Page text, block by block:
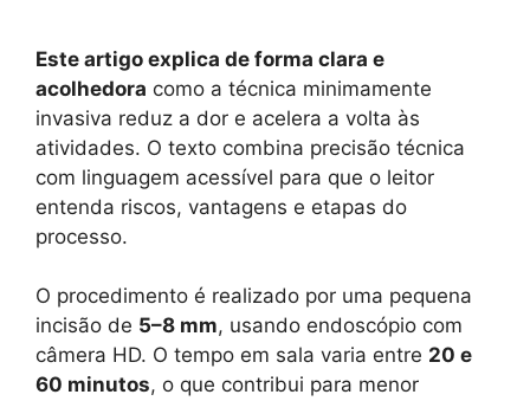
Este artigo explica de forma clara e
acolhedora como a técnica minimamente
invasiva reduz a dor e acelera a volta às
atividades. O texto combina precisão técnica
com linguagem acessível para que o leitor
entenda riscos, vantagens e etapas do
processo.
O procedimento é realizado por uma pequena
incisão de 5–8 mm, usando endoscópio com
câmera HD. O tempo em sala varia entre 20 e
60 minutos, o que contribui para menor